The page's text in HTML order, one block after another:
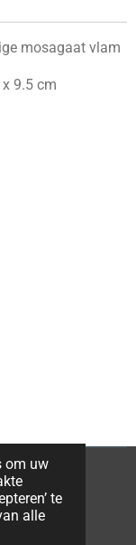
om uw
te
alle
mosagaat vlam
9.5 cm